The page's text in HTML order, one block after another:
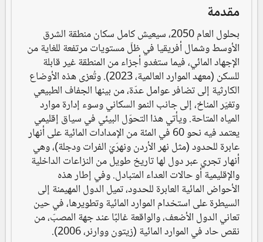
مقدمة
بحلول العام 2050، سيعيش كامل سكان منطقة الشرق
الأوسط وشمال أفريقيا في ظلّ مستويات مرتفعة للغاية من
الإجهاد المائي، فيما ستغدو أجزاء من المنطقة غير قابلة
للسكن (معهد الموارد العالمية، 2023). وتُعزى هذه الأوضاع
الكارثية إلى تضافر عوامل عدّة، من بينها الجفاف الطبيعي
وتغيّر المناخ، إلى جانب النمو السكاني وسوء إدارة موارد
المياه المتاحة. ويأتي هذا التحوّل البيئي في سياق إقليمي
يعتمد فيه نحو 60 في المئة من الإمدادات المائية على أنهار
عابرة للحدود (مثل نهر الأردن ونهرَيْ الفرات ودجلة)، وهي
أنهار تجري عبر دول لها تاريخ طويل من النزاعات الداخلية
والإقليمية أو حالات العداء المتبادل. وفي إطار هذه
الأحواض المائية العابرة للحدود، تميل الدول المهيمنة إلى
السيطرة على استخدام الموارد المائية وتطويرها، في حين
تعاني الدول الأضعف، والواقعة غالبًا عند جهة المصبّ، من
نقص حاد في الموارد المائية (زيتون ووارنر، 2006).